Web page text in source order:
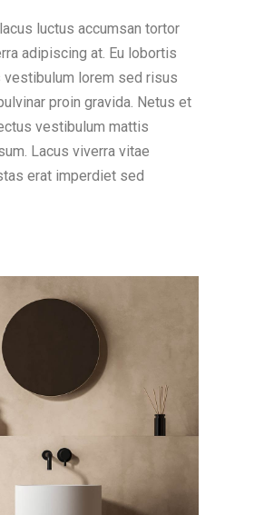
luctus accumsan tortor
adipiscing at. Eu lobortis
vestibulum lorem sed risus
proin gravida. Netus et
vestibulum mattis
Lacus viverra vitae
erat imperdiet sed